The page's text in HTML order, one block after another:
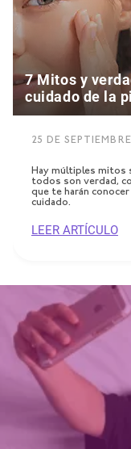
7 Mitos y
cuidado de la
25 DE
Hay múltiples mitos
todos son verdad,
que te harán
cuidado.
LEER ARTÍCULO